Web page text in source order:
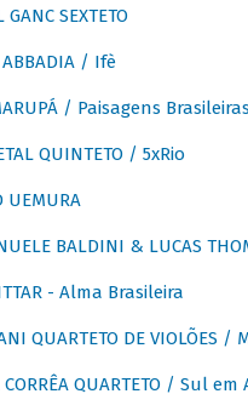
GANC SEXTETO
/ Ifè
/ Paisagens Brasileiras
QUINTETO / 5xRio
UEMURA
BALDINI & LUCAS
- Alma Brasileira
QUARTETO DE VIOLÕES
CORRÊA QUARTETO / Sul